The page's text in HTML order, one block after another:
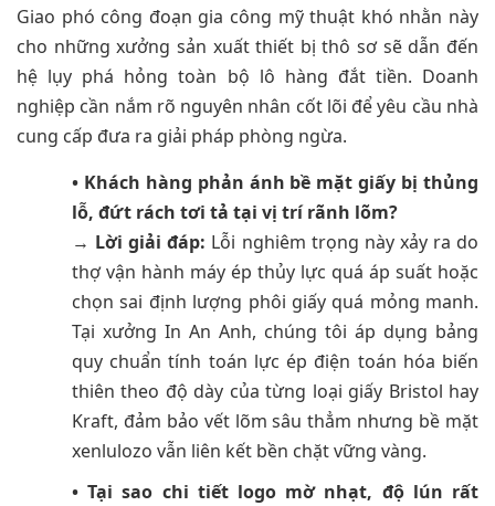
Giao phó công đoạn gia công mỹ thuật khó nhằn này
cho những xưởng sản xuất thiết bị thô sơ sẽ dẫn đến
hệ lụy phá hỏng toàn bộ lô hàng đắt tiền. Doanh
nghiệp cần nắm rõ nguyên nhân cốt lõi để yêu cầu nhà
cung cấp đưa ra giải pháp phòng ngừa.
• Khách hàng phản ánh bề mặt giấy bị thủng
lỗ, đứt rách tơi tả tại vị trí rãnh lõm?
→ Lời giải đáp: Lỗi nghiêm trọng này xảy ra do
thợ vận hành máy ép thủy lực quá áp suất hoặc
chọn sai định lượng phôi giấy quá mỏng manh.
Tại xưởng In An Anh, chúng tôi áp dụng bảng
quy chuẩn tính toán lực ép điện toán hóa biến
thiên theo độ dày của từng loại giấy Bristol hay
Kraft, đảm bảo vết lõm sâu thẳm nhưng bề mặt
xenlulozo vẫn liên kết bền chặt vững vàng.
• Tại sao chi tiết logo mờ nhạt, độ lún rất